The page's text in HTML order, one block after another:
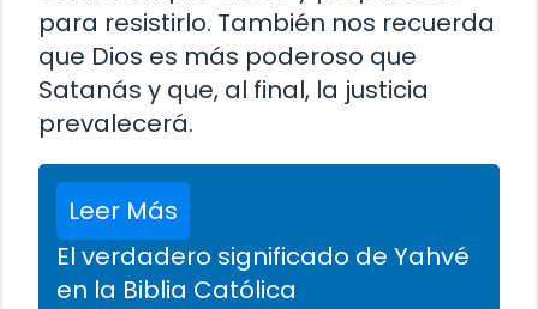
para resistirlo. También nos recuerda
que Dios es más poderoso que
Satanás y que, al final, la justicia
prevalecerá.
Leer Más
El verdadero significado de Yahvé
en la Biblia Católica